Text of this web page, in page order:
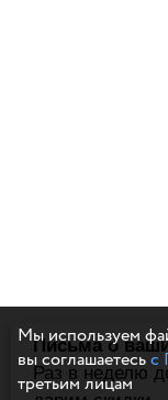
Письма о
Раз в неделю
Мы используем
вы соглашаетесьс
третьим лицам